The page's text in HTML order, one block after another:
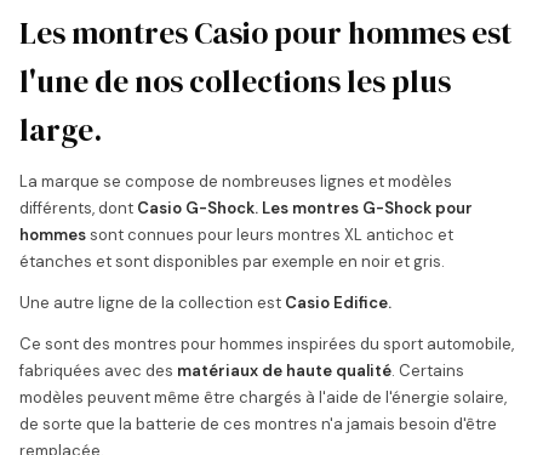
Les montres Casio pour hommes est
l'une de nos collections les plus
large.
La marque se compose de nombreuses lignes et modèles
différents, dont Casio G-Shock. Les montres G-Shock pour
hommessont connues pour leurs montres XL antichoc et
étanches et sont disponibles par exemple en noir et gris.
Une autre ligne de la collection est Casio Edifice.
Ce sont des montres pour hommes inspirées du sport automobile,
fabriquées avec des matériaux de haute qualité. Certains
modèles peuvent même être chargés à l'aide de l'énergie solaire,
de sorte que la batterie de ces montres n'a jamais besoin d'être
remplacée.